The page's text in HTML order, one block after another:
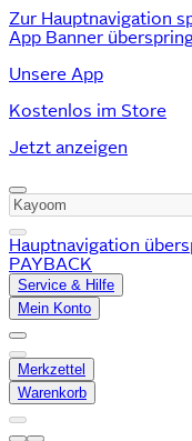
Zur Hauptnavigation
App Banner
Unsere App
Kostenlos im Store
Jetzt anzeigen
Hauptnavigation
PAYBACK
Service & Hilfe
Mein Konto
Merkzettel
Warenkorb